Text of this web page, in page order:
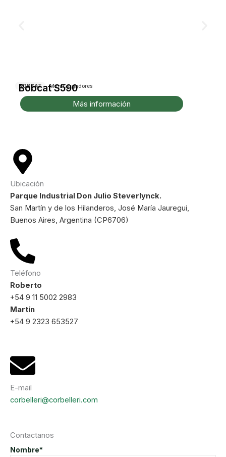
BOBCAT Mini Cargadores
Bobcat S590
Más información
Ubicación
Parque Industrial Don Julio Steverlynck.
San Martín y de los Hilanderos, José María Jauregui,
Buenos Aires, Argentina (CP6706)
Teléfono
Roberto
+54 9 11 5002 2983
Martín
+54 9 2323 653527
E-mail
corbelleri@corbelleri.com
Contactanos
Nombre*